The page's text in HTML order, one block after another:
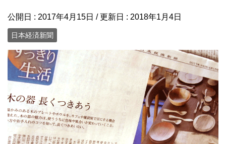
公開日 : 2017年4月15日 / 更新日 : 2018年1月4日
日本経済新聞